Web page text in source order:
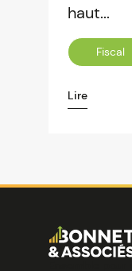
haut...
Fiscal
Lire
Image